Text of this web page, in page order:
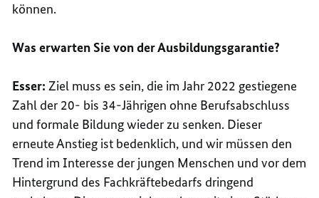
können.
Was erwarten Sie von der Ausbildungsgarantie?
Esser: Ziel muss es sein, die im Jahr 2022 gestiegene
Zahl der 20- bis 34-Jährigen ohne Berufsabschluss
und formale Bildung wieder zu senken. Dieser
erneute Anstieg ist bedenklich, und wir müssen den
Trend im Interesse der jungen Menschen und vor dem
Hintergrund des Fachkräftebedarfs dringend